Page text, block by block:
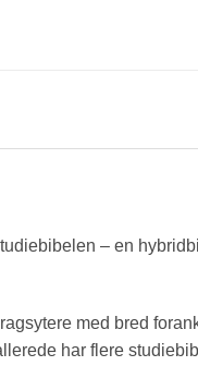
– en
med bred
har flere